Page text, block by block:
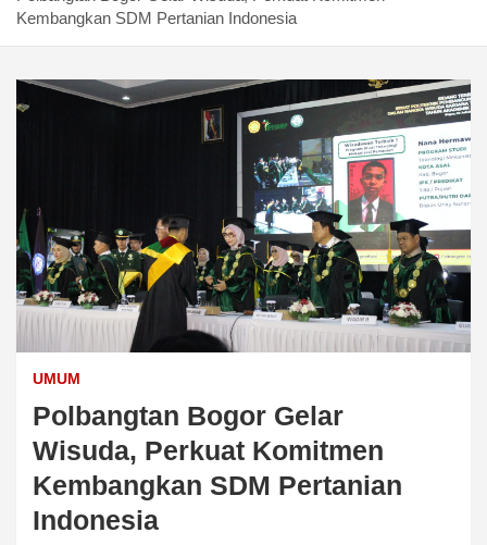
Kembangkan SDM Pertanian Indonesia
UMUM
Polbangtan Bogor Gelar
Wisuda, Perkuat Komitmen
Kembangkan SDM Pertanian
Indonesia